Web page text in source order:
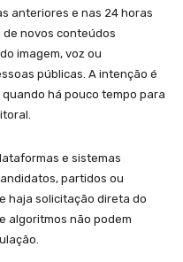
anteriores e nas 24 horas
novos conteúdos
imagem, voz ou
públicas. A intenção é
há pouco tempo para
e sistemas
partidos ou
haja solicitação direta do
algoritmos não podem